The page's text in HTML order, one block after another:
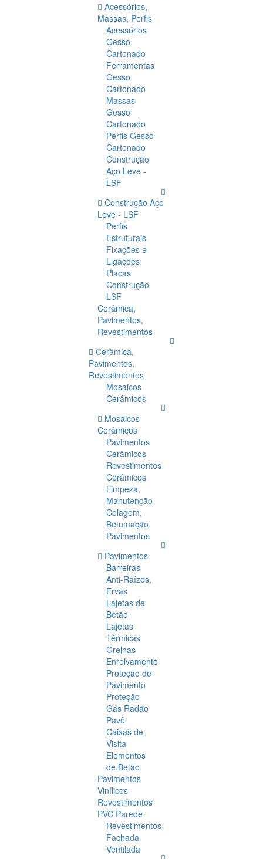
Acessórios,
Massas, Perfis
Acessórios
Gesso
Cartonado
Ferramentas
Gesso
Cartonado
Massas
Gesso
Cartonado
Perfis Gesso
Cartonado
Construção
Aço Leve -
LSF
Construção Aço
Leve - LSF
Perfis
Estruturais
Fixações e
Ligações
Placas
Construção
LSF
Cerâmica,
Pavimentos,
Revestimentos
Cerâmica,
Pavimentos,
Revestimentos
Mosaicos
Cerâmicos
Mosaicos
Cerâmicos
Pavimentos
Cerâmicos
Revestimentos
Cerâmicos
Limpeza,
Manutenção
Colagem,
Betumação
Pavimentos
Pavimentos
Barreiras
Anti-Raízes,
Ervas
Lajetas de
Betão
Lajetas
Térmicas
Grelhas
Enrelvamento
Proteção de
Pavimento
Proteção
Gás Radão
Pavê
Caixas de
Visita
Elementos
de Betão
Pavimentos
Vinílicos
Revestimentos
PVC Parede
Revestimentos
Fachada
Ventilada